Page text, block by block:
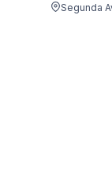
Segunda